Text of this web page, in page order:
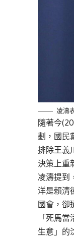
凌濤
隨著今
劃，國民
排除王義
決策上重
凌濤提到
洋是賴清
國會，卻
「死馬
生意」的